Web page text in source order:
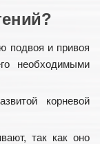
подвоя и привоя
необходимыми
корневой
так как оно